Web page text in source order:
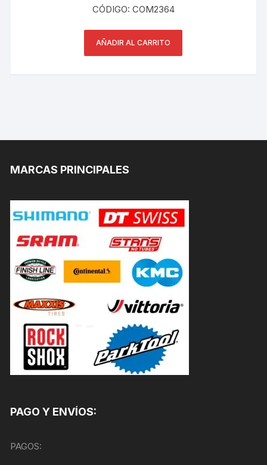
CÓDIGO: COM2364
AÑADIR AL CARRITO
MARCAS PRINCIPALES
PAGO Y ENVÍOS:
PAGOS: